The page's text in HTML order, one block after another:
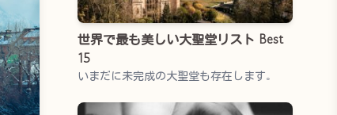
世界で最も美しい大聖堂リスト Best
15
いまだに未完成の大聖堂も存在します。